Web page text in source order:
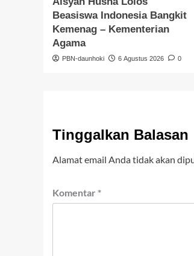
Beasiswa Indonesia Bangkit
Kemenag – Kementerian
Agama
PBN-daunhoki 6 Agustus 2026 0
Tinggalkan Balasan
Alamat email Anda tidak akan
Komentar *